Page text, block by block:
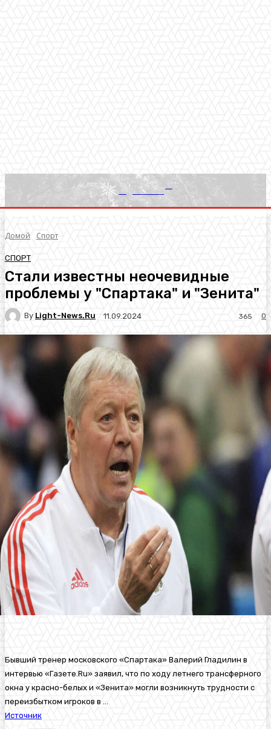
Light News
Домой Спорт
СПОРТ
Стали известны неочевидные
проблемы у "Спартака" и "Зенита"
By Light-News.ru 11.09.2024 0
365
Бывший тренер московского «Спартака» Валерий Гладилин в
интервью «Газете.Ru» заявил, что по ходу летнего трансферного
окна у красно-белых и «Зенита» могли возникнуть трудности с
переизбытком игроков в …
Источник